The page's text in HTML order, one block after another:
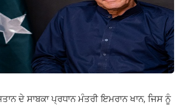
ਦੇ ਸਾਬਕਾ ਪ੍ਰਧਾਨ ਮੰਤਰੀ ਇਮਰਾਨ ਖਾਨ, ਜਿਸ ਨੂੰ